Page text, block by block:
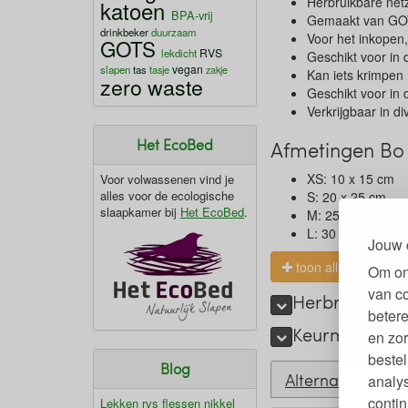
Jouw
Om
van
en
katoen BPA-vrij
drinkbekerduurzaam
GOTS lekdicht RVS
slapentas tasjevegan zakje
zero waste
Het EcoBed
Voor volwassenen vind je
alles voor de ecologische
slaapkamer bij Het EcoBed.
Blog
Lekken rvs flessen nikkel
Gemaakt van
Voor het
Geschikt voor in
Kan iets krimpen
Geschikt voor in
Verkrijgbaar in
Afmetingen
XS: 10 x 15 cm
S: 20 x 25 cm
M: 25 x 30 cm
L: 30 x 40 cm
toon alles
Keurmerken
Alternatieven